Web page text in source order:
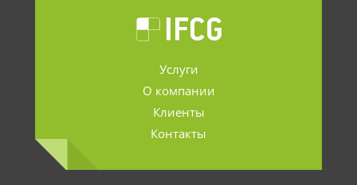
Услуги
О компании
Клиенты
Контакты